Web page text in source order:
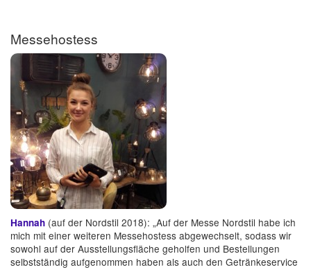
Messehostess
Hannah (auf der Nordstil 2018): „Auf der Messe Nordstil habe ich
mich mit einer weiteren Messehostess abgewechselt, sodass wir
sowohl auf der Ausstellungsfläche geholfen und Bestellungen
selbstständig aufgenommen haben als auch den Getränkeservice